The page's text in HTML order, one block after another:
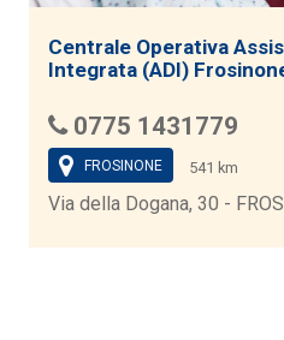
Centrale Operativa
Integrata (ADI)
0775 1431779
FROSINONE 541 km
Via della Dogana, 30 -